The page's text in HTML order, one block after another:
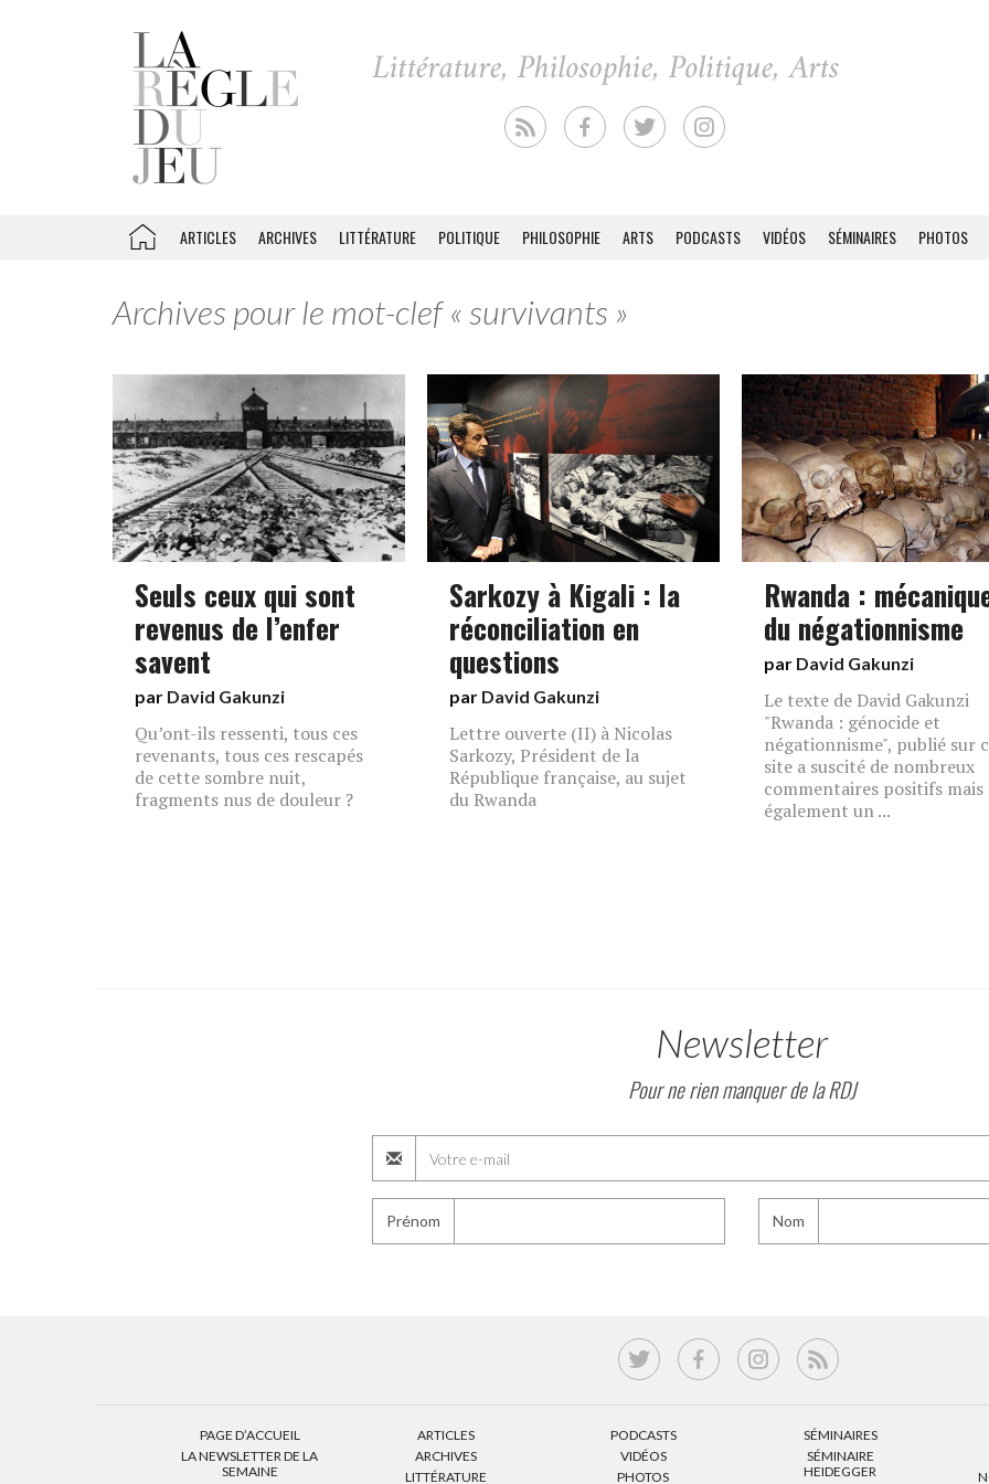
ARTICLES ARCHIVES LITTÉRATURE POLITIQUE PHILOSOPHIE ARTS PODCASTS VIDÉOS SÉMINAIRES PHOTOS
Archives pour le mot-clef « survivants »
Seuls ceux qui sont
revenus de l’enfer
savent
par David Gakunzi
Qu’ont-ils ressenti, tous ces
revenants, tous ces rescapés
de cette sombre nuit,
fragments nus de douleur ?
Sarkozy à Kigali : la
réconciliation en
questions
par David Gakunzi
Lettre ouverte (II) à Nicolas
Sarkozy, Président de la
République française, au sujet
du Rwanda
Rwanda :
du négationnisme
par David Gakunzi
Le texte de David Gakunzi
"Rwanda : génocide et
négationnisme", publié sur
site a suscité de nombreux
commentaires positifs mais
également un ...
Newsletter
Pour ne rien manquer de la RDJ
Prénom Nom
PAGE D’ACCUEIL
LA NEWSLETTER DE LA
SEMAINE
ARTICLES
ARCHIVES
LITTÉRATURE
PODCASTS
VIDÉOS
PHOTOS
SÉMINAIRES
SÉMINAIRE
HEIDEGGER